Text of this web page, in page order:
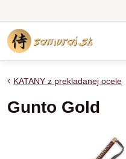
KATANY z prekladanej ocele
Gunto Gold